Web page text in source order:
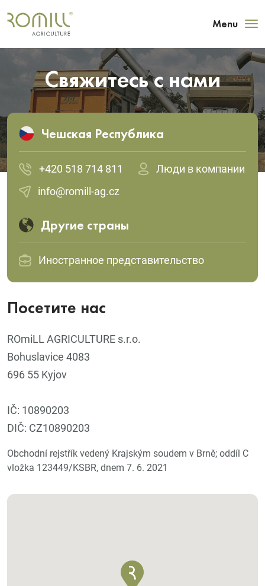
Menu
Свяжитесь с нами
Чешская Республика
+420 518 714 811
Люди в компании
info@romill-ag.cz
Другие страны
Иностранное представительство
Посетите нас
ROmiLL AGRICULTURE s.r.o.
Bohuslavice 4083
696 55 Kyjov
IČ: 10890203
DIČ: CZ10890203
Obchodní rejstřík vedený Krajským soudem v Brně; oddíl C
vložka 123449/KSBR, dnem 7. 6. 2021